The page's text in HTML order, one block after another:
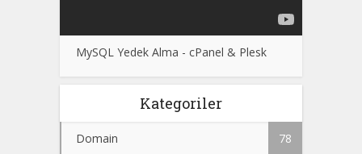
MySQL Yedek Alma - cPanel & Plesk
Kategoriler
Domain 78